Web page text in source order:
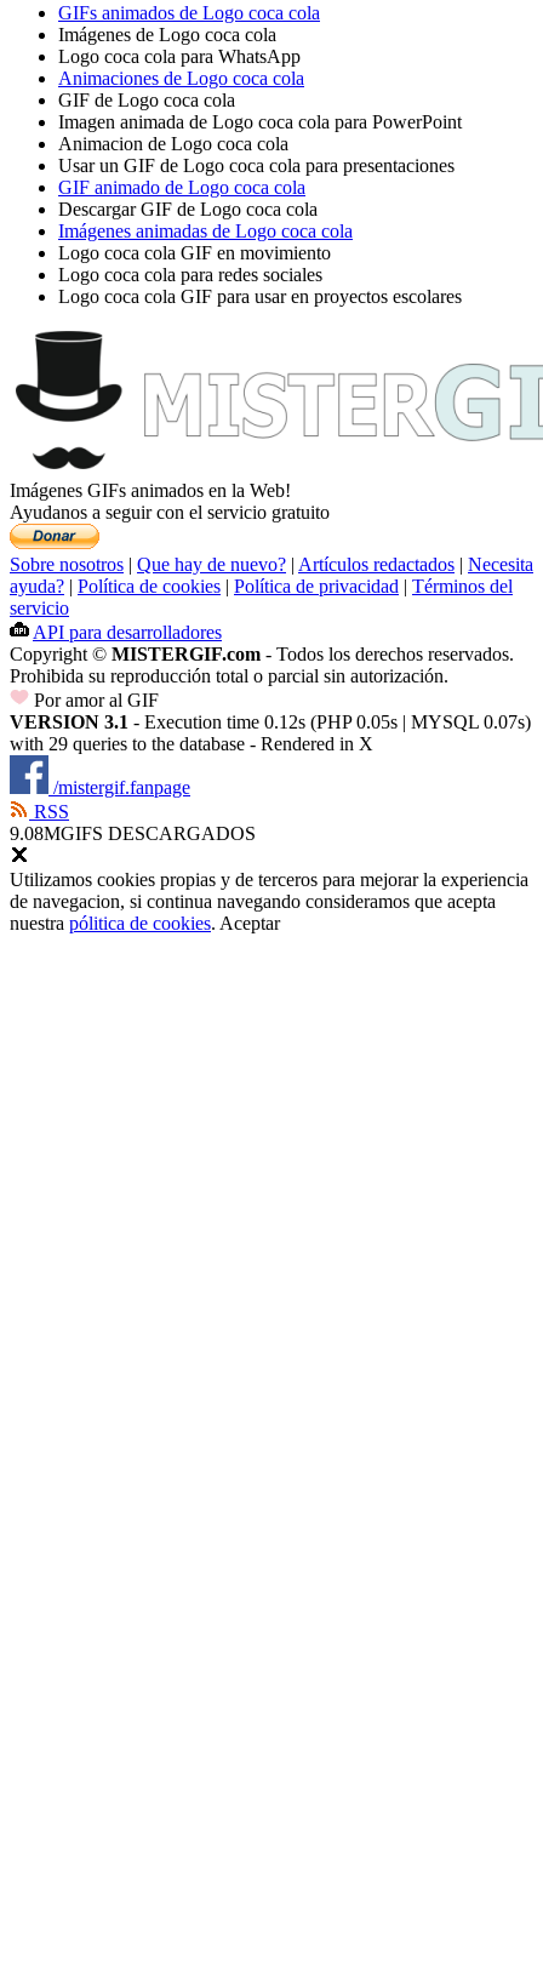
GIFs animados de Logo coca cola
Imágenes de Logo coca cola
Logo coca cola para WhatsApp
Animaciones de Logo coca cola
GIF de Logo coca cola
Imagen animada de Logo coca cola para PowerPoint
Animacion de Logo coca cola
Usar un GIF de Logo coca cola para presentaciones
GIF animado de Logo coca cola
Descargar GIF de Logo coca cola
Imágenes animadas de Logo coca cola
Logo coca cola GIF en movimiento
Logo coca cola para redes sociales
Logo coca cola GIF para usar en proyectos escolares
Imágenes GIFs animados en la Web!
Ayudanos a seguir con el servicio gratuito
Sobre nosotros | Que hay de nuevo? | Artículos redactados | Necesita
ayuda? | Política de cookies | Política de privacidad | Términos del
servicio
API para desarrolladores
Copyright © MISTERGIF.com - Todos los derechos reservados.
Prohibida su reproducción total o parcial sin autorización.
Por amor al GIF
VERSION 3.1 - Execution time 0.12s (PHP 0.05s | MYSQL 0.07s)
with 29 queries to the database - Rendered in X
/mistergif.fanpage
RSS
9.08MGIFS DESCARGADOS
Utilizamos cookies propias y de terceros para mejorar la experiencia
de navegacion, si continua navegando consideramos que acepta
nuestra pólitica de cookies. Aceptar